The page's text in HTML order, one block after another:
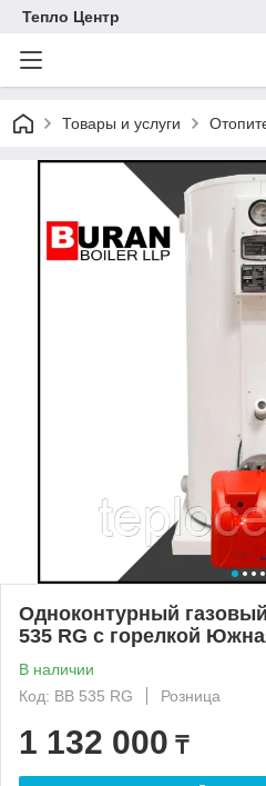
Тепло Центр
Товары и услуги
Одноконтурный
535 RG с горелкой
В наличии
Код: BB 535 RG
Розница
1 132 000 ₸